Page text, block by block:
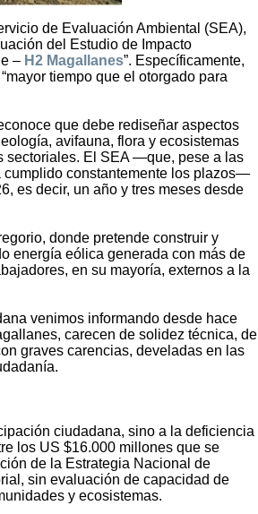
de Evaluación Ambiental (SEA),
del Estudio de Impacto
– H2 Magallanes”. Específicamente,
tiempo que el otorgado para
que debe rediseñar aspectos
avifauna, flora y ecosistemas
sectoriales. El SEA —que, pese a las
cumplido constantemente los plazos—
es decir, un año y tres meses desde
donde pretende construir y
energía eólica generada con más de
en su mayoría, externos a la
venimos informando desde hace
carecen de solidez técnica, de
graves carencias, develadas en las
ciudadana, sino a la deficiencia
los US $16.000 millones que se
de la Estrategia Nacional de
sin evaluación de capacidad de
y ecosistemas.